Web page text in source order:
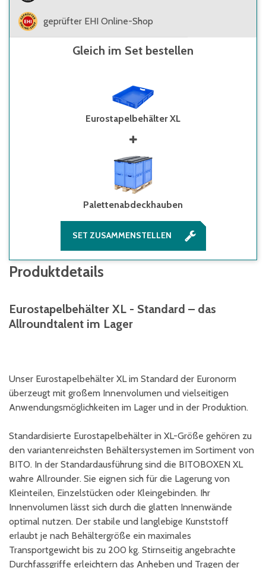
geprüfter EHI Online-Shop
Gleich im Set bestellen
Eurostapelbehälter XL
Palettenabdeckhauben
SET ZUSAMMENSTELLEN
Produktdetails
Eurostapelbehälter XL - Standard – das
Allroundtalent im Lager
Unser Eurostapelbehälter XL im Standard der Euronorm
überzeugt mit großem Innenvolumen und vielseitigen
Anwendungsmöglichkeiten im Lager und in der Produktion.
Standardisierte Eurostapelbehälter in XL-Größe gehören zu
den variantenreichsten Behältersystemen im Sortiment von
BITO. In der Standardausführung sind die BITOBOXEN XL
wahre Allrounder. Sie eignen sich für die Lagerung von
Kleinteilen, Einzelstücken oder Kleingebinden. Ihr
Innenvolumen lässt sich durch die glatten Innenwände
optimal nutzen. Der stabile und langlebige Kunststoff
erlaubt je nach Behältergröße ein maximales
Transportgewicht bis zu 200 kg. Stirnseitig angebrachte
Durchfassgriffe erleichtern das Anheben und Tragen der